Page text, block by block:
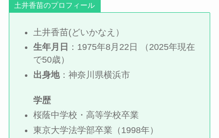
土井香苗のプロフィール
土井香苗(どいかなえ）
生年月日 ：1975年8月22日 （2025年現在
で50歳）
出身地：神奈川県横浜市
学歴
桜蔭中学校・高等学校卒業
東京大学法学部卒業（1998年）